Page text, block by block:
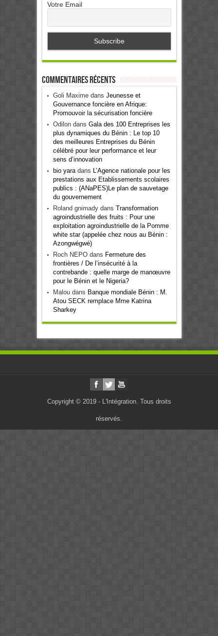
Votre Email
Commentaires récents
Goli Maximedans Jeunesse et
Gouvernance foncière en Afrique:
Promouvoir la sécurisation foncière
Odilondans Gala des 100 Entreprises les
plus dynamiques du Bénin : Le top 10
des meilleures Entreprises du Bénin
célébré pour leur performance et leur
sens d’innovation
bio yaradans L’Agence nationale pour les
prestations aux Etablissements scolaires
publics : (ANaPES)Le plan de sauvetage
du gouvernement
Roland gnimadydans Transformation
agroindustrielle des fruits : Pour une
exploitation agroindustrielle de la Pomme
white star (appelée chez nous au Bénin :
Azongwégwé)
Roch NEPOdans Fermeture des
frontières / De l’insécurité à la
contrebande : quelle marge de manœuvre
pour le Bénin et le Nigeria?
Maloudans Banque mondiale Bénin : M.
Atou SECK remplace Mme Katrina
Sharkey
Copyright © 2019 - L'Intégration. Tous droits
réservés.